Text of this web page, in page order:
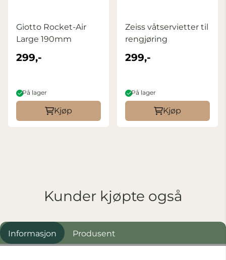
Giotto Rocket-Air
Large 190mm
299,-
På lager
Kjøp
Zeiss våtservietter til
rengjøring
299,-
På lager
Kjøp
Kunder kjøpte også
Informasjon Produsent